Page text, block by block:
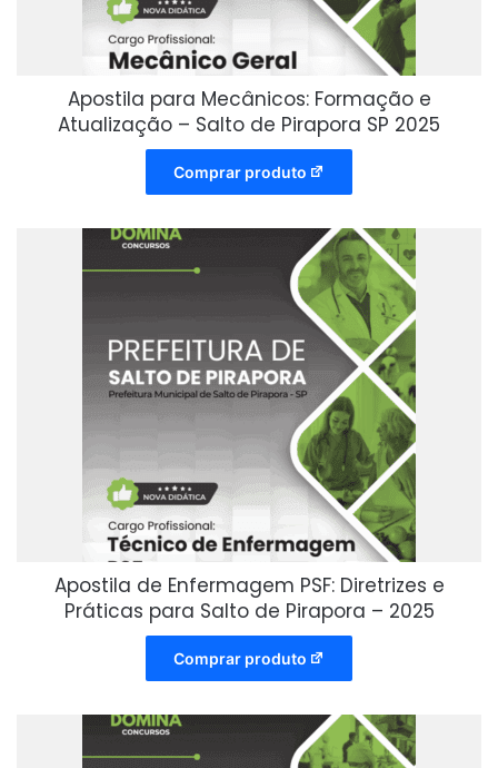
Apostila para Mecânicos: Formação e
Atualização – Salto de Pirapora SP 2025
Comprar produto
Apostila de Enfermagem PSF: Diretrizes e
Práticas para Salto de Pirapora – 2025
Comprar produto